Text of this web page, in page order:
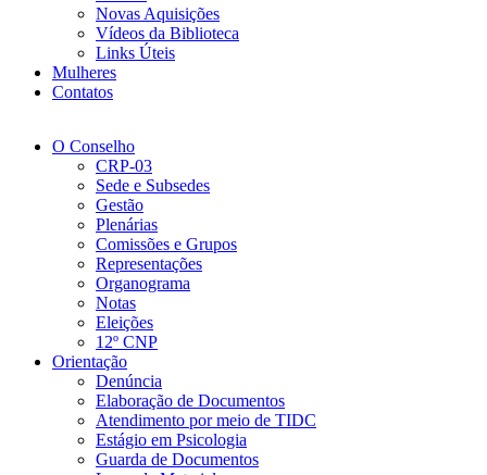
Novas Aquisições
Vídeos da Biblioteca
Links Úteis
Mulheres
Contatos
O Conselho
CRP-03
Sede e Subsedes
Gestão
Plenárias
Comissões e Grupos
Representações
Organograma
Notas
Eleições
12º CNP
Orientação
Denúncia
Elaboração de Documentos
Atendimento por meio de TIDC
Estágio em Psicologia
Guarda de Documentos